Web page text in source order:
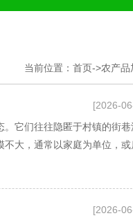
当前位置： 首页->农产品
[2026-
它们往往隐匿于村镇的街巷
大，通常以家庭为单位，或
[2026-